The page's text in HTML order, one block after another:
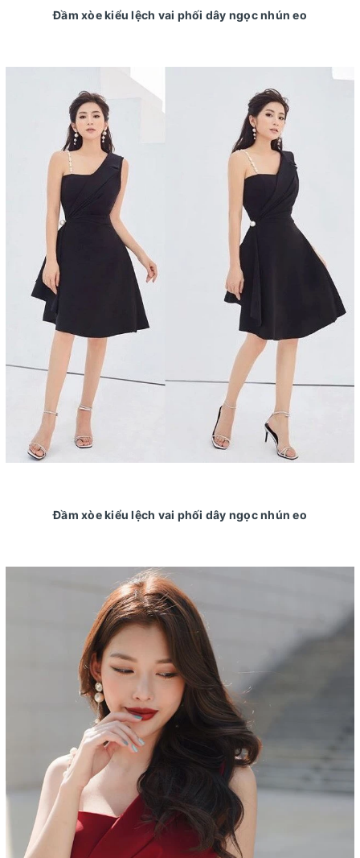
Đầm xòe kiểu lệch vai phối dây ngọc nhún eo
Đầm xòe kiểu lệch vai phối dây ngọc nhún eo